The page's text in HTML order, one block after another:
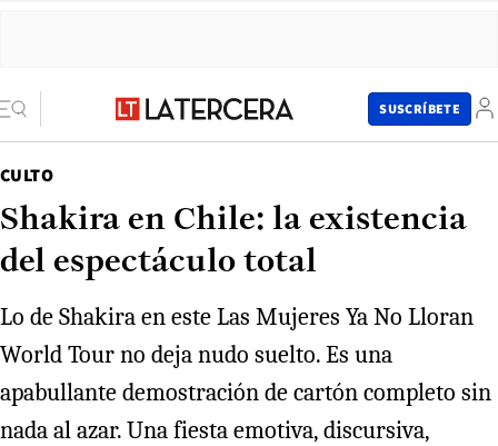
SUSCRÍBETE
CULTO
Shakira en Chile: la existencia
del espectáculo total
Lo de Shakira en este Las Mujeres Ya No Lloran
World Tour no deja nudo suelto. Es una
apabullante demostración de cartón completo sin
nada al azar. Una fiesta emotiva, discursiva,